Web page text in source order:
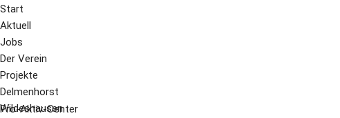
Start
Aktuell
Jobs
Der Verein
Projekte
Delmenhorst
Wildeshausen
Pro-Aktiv-Center